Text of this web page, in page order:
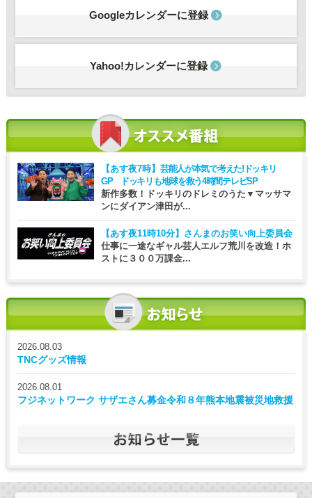
Googleカレンダーに登録
Yahoo!カレンダーに登録
【あす夜7時】 芸能人が本気で考えた!ドッキリ
GP ドッキリも地球を救う4時間テレビSP
新作多数！ドッキリのドレミのうた▼マッサマ
ンにダイアン津田が...
【あす夜11時10分】 さんまのお笑い向上委員会
仕事に一途なギャル芸人エルフ荒川を改造！ホ
ストに３００万課金...
2026.08.03
TNCグッズ情報
2026.08.01
フジネットワーク サザエさん募金令和８年熊本地震被災地救援